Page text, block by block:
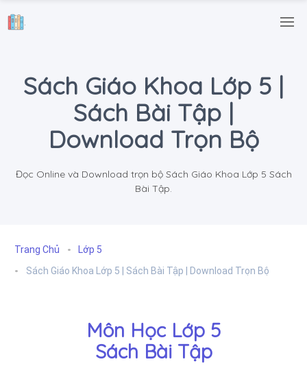
.
Sách Giáo Khoa Lớp 5 |
Sách Bài Tập |
Download Trọn Bộ
Đọc Online và Download trọn bộ Sách Giáo Khoa Lớp 5 Sách
Bài Tập.
Trang Chủ
Lớp 5
Sách Giáo Khoa Lớp 5 | Sách Bài Tập | Download Trọn Bộ
Môn Học Lớp 5
Sách Bài Tập